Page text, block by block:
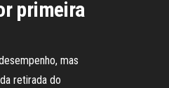
primeira
mas
retirada do